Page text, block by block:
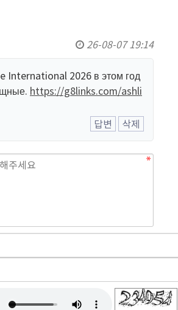
26-08-07 19:14
International 2026 в этом год
https://g8links.com/ashli
답변
삭제